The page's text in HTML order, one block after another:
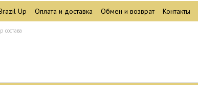
Up Оплата и доставка Обмен и возврат Контакты
состава